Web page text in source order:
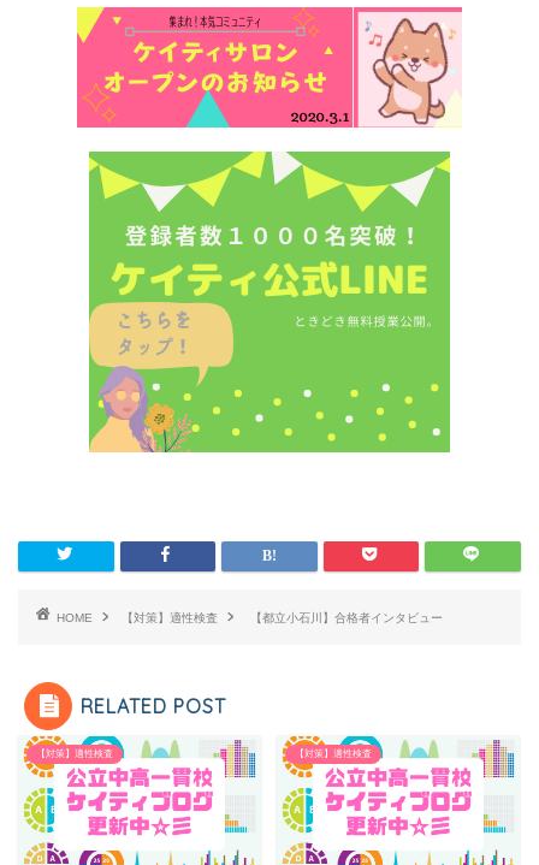
HOME 【対策】適性検査 【都立小石川】合格者インタビュー
RELATED POST
【対策】適性検査 【対策】適性検査